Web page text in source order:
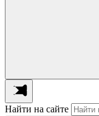
Найти на сайте